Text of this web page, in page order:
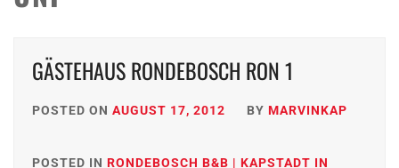
GÄSTEHAUS RONDEBOSCH RON 1
POSTED ON AUGUST 17, 2012 BY MARVINKAP
POSTED IN RONDEBOSCH B&B | KAPSTADT IN